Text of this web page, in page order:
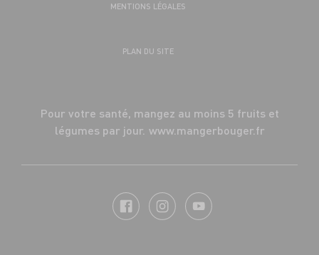
MENTIONS LÉGALES
PLAN DU SITE
Pour votre santé, mangez au moins 5 fruits et
légumes par jour. www.mangerbouger.fr